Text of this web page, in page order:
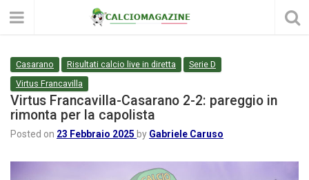
Casarano Risultati calcio live in diretta
Serie D
Virtus Francavilla
Virtus Francavilla-Casarano 2-2: pareggio in
rimonta per la capolista
Posted on 23 Febbraio 2025 by Gabriele Caruso